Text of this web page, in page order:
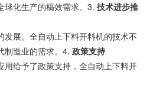
球化生产的槁效需求。3. 技术进步推
发展。全自动上下料开料机的技术不
制造业的需求。4. 政策支持
用给予了政策支持，全自动上下料开